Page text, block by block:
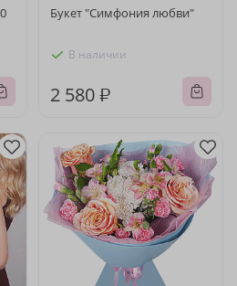
Букет "Симфония любви"
В наличии
2 580 ₽